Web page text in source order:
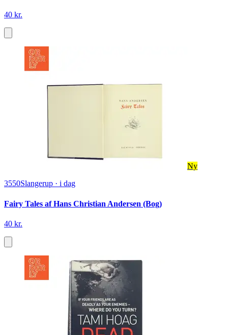
40 kr.
Ny
3550Slangerup · i dag
Fairy Tales af Hans Christian Andersen (Bog)
40 kr.